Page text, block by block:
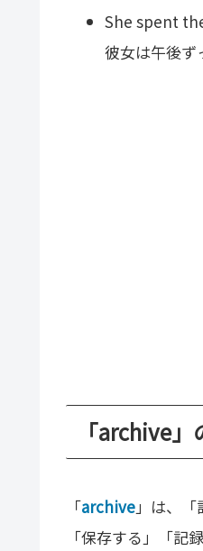
She spent
彼女は午後ず
「archive
「archive」は、「
「保存する」「記